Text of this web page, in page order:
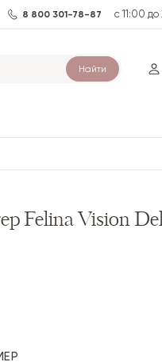
8 800 301-78-87 с 11:00 до
Найти
Felina Vision